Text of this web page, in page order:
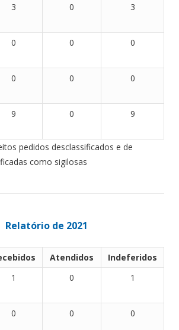
3 0 3
0 0 0
0 0 0
9 0 9
pedidos desclassificados e de
como sigilosas
Relatório de 2021
Atendidos
Indeferidos
1 0 1
0 0 0